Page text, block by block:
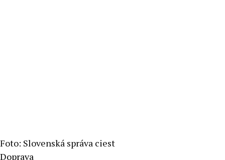
Foto: Slovenská správa ciest
Doprava